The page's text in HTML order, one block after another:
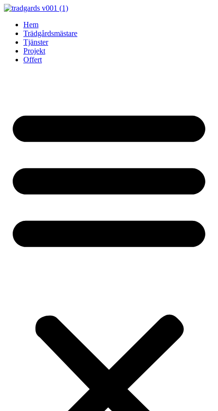
Skip
contentHem
Trädgårdsmästare
Tjänster
Projekt
Offert